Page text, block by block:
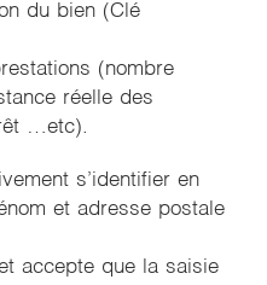
du bien (Clé
(nombre
réelle des
…etc).
s’identifier en
et adresse postale
accepte que la saisie